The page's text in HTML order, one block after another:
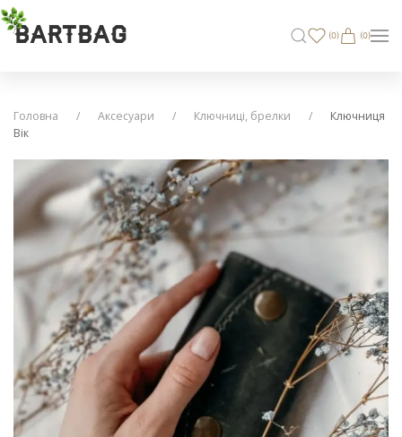
BARTBAG (0) (0)
Головна Аксесуари Ключниці, брелки
Ключниця
Вік